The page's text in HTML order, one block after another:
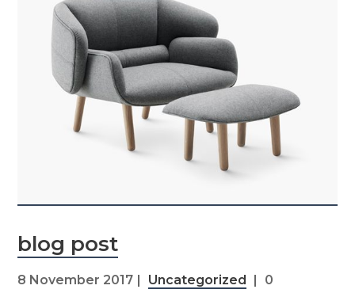
blog post
8 November 2017 Uncategorized
0